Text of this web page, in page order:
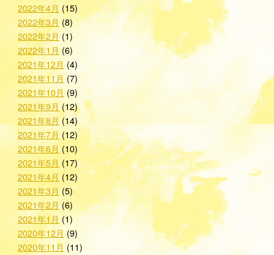
2022年4月 (15)
2022年3月 (8)
2022年2月(1)
2022年1月(6)
2021年12月 (4)
2021年11月 (7)
2021年10月 (9)
2021年9月(12)
2021年8月(14)
2021年7月(12)
2021年6月 (10)
2021年5月 (17)
2021年4月 (12)
2021年3月(5)
2021年2月(6)
2021年1月(1)
2020年12月(9)
2020年11月 (11)